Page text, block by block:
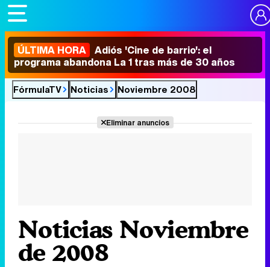
ÚLTIMA HORA Adiós 'Cine de barrio': el
programa abandona La 1 tras más de 30 años
FórmulaTV Noticias Noviembre 2008
Eliminar anuncios
Noticias Noviembre
de 2008